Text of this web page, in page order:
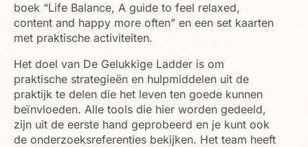
boek “Life Balance, A guide to feel relaxed,
content and happy more often” en een set kaarten
met praktische activiteiten.
Het doel van De Gelukkige Ladder is om
praktische strategieën en hulpmiddelen uit de
praktijk te delen die het leven ten goede kunnen
beïnvloeden. Alle tools die hier worden gedeeld,
zijn uit de eerste hand geprobeerd en je kunt ook
de onderzoeksreferenties bekijken. Het team heeft